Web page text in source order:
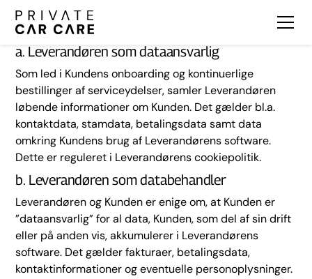
Privatlivspolitik
a. Leverandøren som dataansvarlig
Som led i Kundens onboarding og kontinuerlige
bestillinger af serviceydelser, samler Leverandøren
løbende informationer om Kunden. Det gælder bl.a.
kontaktdata, stamdata, betalingsdata samt data
omkring Kundens brug af Leverandørens software.
Dette er reguleret i Leverandørens cookiepolitik.
b. Leverandøren som databehandler
Leverandøren og Kunden er enige om, at Kunden er
”dataansvarlig” for al data, Kunden, som del af sin drift
eller på anden vis, akkumulerer i Leverandørens
software. Det gælder fakturaer, betalingsdata,
kontaktinformationer og eventuelle personoplysninger.